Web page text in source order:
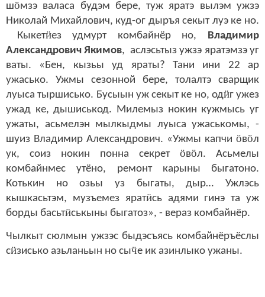
шӧмзэ валаса будэм бере, туж яратэ вылэм ужзэ
Николай Михайлович, куд-ог дыръя секыт луэ ке но.
Кыкетӥез удмурт комбайнёр но, Владимир
Александрович Якимов, аслэсьтыз ужзэ яратэмзэ уг
ваты. «Бен, кызьы уд яраты? Тани ини 22 ар
ужасько. Ужмы сезонной бере, толалтэ сварщик
луыса тыршисько. Бусыын уж секыт ке но, одӥг ужез
ужад ке, дышиськод. Милемыз нокин кужмысь уг
ужаты, асьмелэн мылкыдмы луыса ужаськомы, -
шуиз Владимир Александрович. «Ужмы капчи ӧвӧл
ук, соиз нокин понна секрет ӧвӧл. Асьмелы
комбайнмес утёно, ремонт карыны быгатоно.
Котькин но озьы уз быгаты, дыр… Ужлэсь
кышкасьтэм, музъемез яратӥсь адями гинэ та уж
борды басьтӥськыны быгатоз», - вераз комбайнёр.
Чылкыт сюлмын ужзэс быдэсъясь комбайнёръёслы
сӥзисько азьланьын но сыӵе ик азинлыко ужаны.